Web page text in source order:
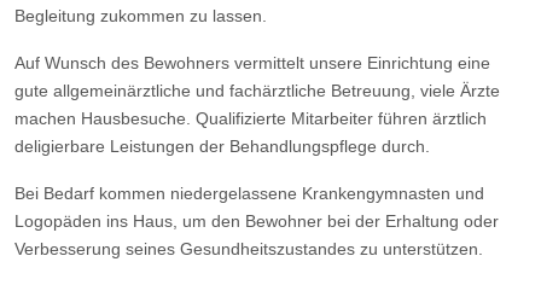
Begleitung zukommen zu lassen.
Auf Wunsch des Bewohners vermittelt unsere Einrichtung eine
gute allgemeinärztliche und fachärztliche Betreuung, viele Ärzte
machen Hausbesuche. Qualifizierte Mitarbeiter führen ärztlich
deligierbare Leistungen der Behandlungspflege durch.
Bei Bedarf kommen niedergelassene Krankengymnasten und
Logopäden ins Haus, um den Bewohner bei der Erhaltung oder
Verbesserung seines Gesundheitszustandes zu unterstützen.